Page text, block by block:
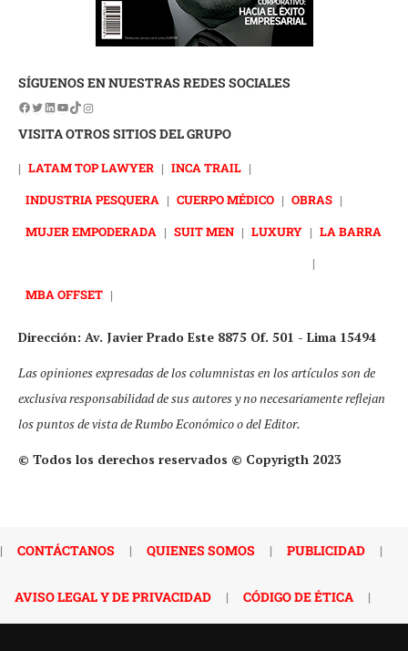
SÍGUENOS EN NUESTRAS REDES SOCIALES
VISITA OTROS SITIOS DEL GRUPO
| LATAM TOP LAWYER | INCA TRAIL |
INDUSTRIA PESQUERA | CUERPO MÉDICO | OBRAS |
MUJER EMPODERADA | SUIT MEN | LUXURY | LA BARRA
|
MBA OFFSET |
Dirección: Av. Javier Prado Este 8875 Of. 501 - Lima 15494
Las opiniones expresadas de los columnistas en los artículos son de
exclusiva responsabilidad de sus autores y no necesariamente reflejan
los puntos de vista de Rumbo Económico o del Editor.
© Todos los derechos reservados © Copyrigth 2023
| CONTÁCTANOS | QUIENES SOMOS | PUBLICIDAD |
AVISO LEGAL Y DE PRIVACIDAD | CÓDIGO DE ÉTICA |